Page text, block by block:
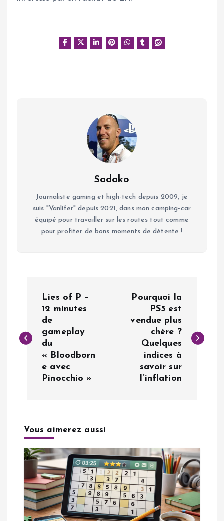
Sadako
Journaliste gaming et high-tech depuis 2009, je
suis "Vanlifer" depuis 2021, dans mon camping-car
équipé pour travailler sur les routes tout comme
pour profiter de bons moments de détente !
v
t
o
n
Lies of P –
12 minutes
de
gameplay
du
« Bloodborn
e avec
Pinocchio »
Pourquoi la
PS5 est
vendue plus
chère ?
Quelques
indices à
savoir sur
l’inflation
Vous aimerez aussi